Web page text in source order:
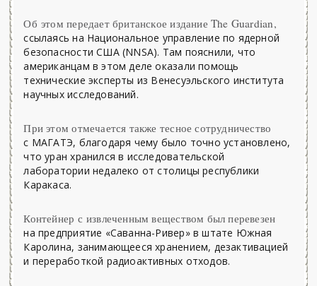
Об этом передает британское издание The Guardian,
ссылаясь на Национальное управление по ядерной
безопасности США (NNSA). Там пояснили, что
американцам в этом деле оказали помощь
технические эксперты из Венесуэльского института
научных исследований.
При этом отмечается также тесное сотрудничество
с МАГАТЭ, благодаря чему было точно установлено,
что уран хранился в исследовательской
лаборатории недалеко от столицы республики
Каракаса.
Контейнер с извлеченным веществом был перевезен
на предприятие «Саванна-Ривер» в штате Южная
Каролина, занимающееся хранением, дезактивацией
и переработкой радиоактивных отходов.